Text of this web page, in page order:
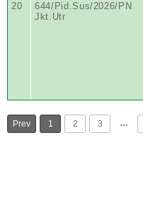
20
644/Pid.Sus/2026/PN
Jkt.Utr
Prev 1 2 3 …